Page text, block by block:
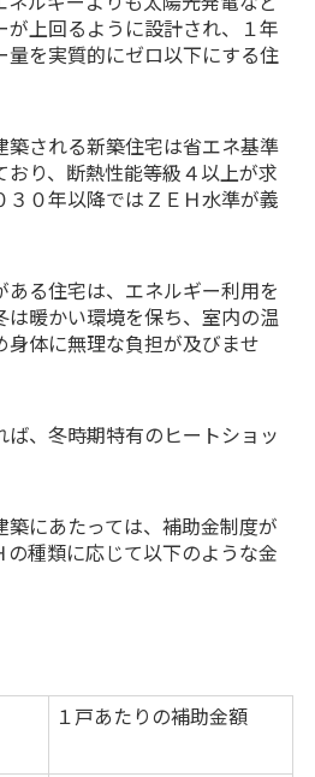
上回るように設計され、１年
量を実質的にゼロ以下にする住
築される新築住宅は省エネ基準
り、断熱性能等級４以上が求
０年以降ではＺＥＨ水準が義
ある住宅は、エネルギー利用を
暖かい環境を保ち、室内の温
体に無理な負担が及びませ
、冬時期特有のヒートショッ
築にあたっては、補助金制度が
種類に応じて以下のような金
１戸あたりの補助金額